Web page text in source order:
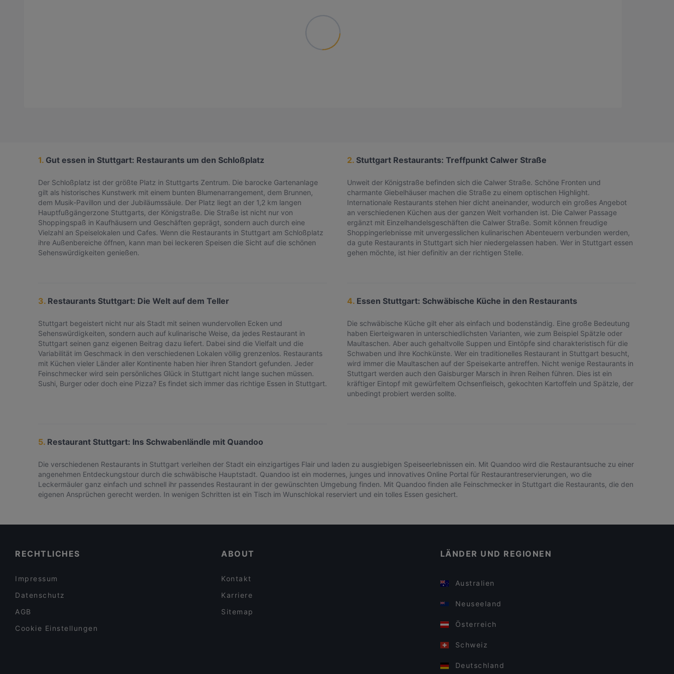
1. Gut essen in Stuttgart: Restaurants um den Schloßplatz
Der Schloßplatz ist der größte Platz in Stuttgarts Zentrum. Die barocke Gartenanlage
gilt als historisches Kunstwerk mit einem bunten Blumenarrangement, dem Brunnen,
dem Musik-Pavillon und der Jubiläumssäule. Der Platz liegt an der 1,2 km langen
Hauptfußgängerzone Stuttgarts, der Königstraße. Die Straße ist nicht nur von
Shoppingspaß in Kaufhäusern und Geschäften geprägt, sondern auch durch eine
Vielzahl an Speiselokalen und Cafes. Wenn die Restaurants in Stuttgart am Schloßplatz
ihre Außenbereiche öffnen, kann man bei leckeren Speisen die Sicht auf die schönen
Sehenswürdigkeiten genießen.
2. Stuttgart Restaurants: Treffpunkt Calwer Straße
Unweit der Königstraße befinden sich die Calwer Straße. Schöne Fronten und
charmante Giebelhäuser machen die Straße zu einem optischen Highlight.
Internationale Restaurants stehen hier dicht aneinander, wodurch ein großes Angebot
an verschiedenen Küchen aus der ganzen Welt vorhanden ist. Die Calwer Passage
ergänzt mit Einzelhandelsgeschäften die Calwer Straße. Somit können freudige
Shoppingerlebnisse mit unvergesslichen kulinarischen Abenteuern verbunden werden,
da gute Restaurants in Stuttgart sich hier niedergelassen haben. Wer in Stuttgart essen
gehen möchte, ist hier definitiv an der richtigen Stelle.
3. Restaurants Stuttgart: Die Welt auf dem Teller
Stuttgart begeistert nicht nur als Stadt mit seinen wundervollen Ecken und
Sehenswürdigkeiten, sondern auch auf kulinarische Weise, da jedes Restaurant in
Stuttgart seinen ganz eigenen Beitrag dazu liefert. Dabei sind die Vielfalt und die
Variabilität im Geschmack in den verschiedenen Lokalen völlig grenzenlos. Restaurants
mit Küchen vieler Länder aller Kontinente haben hier ihren Standort gefunden. Jeder
Feinschmecker wird sein persönliches Glück in Stuttgart nicht lange suchen müssen.
Sushi, Burger oder doch eine Pizza? Es findet sich immer das richtige Essen in Stuttgart.
4. Essen Stuttgart: Schwäbische Küche in den Restaurants
Die schwäbische Küche gilt eher als einfach und bodenständig. Eine große Bedeutung
haben Eierteigwaren in unterschiedlichsten Varianten, wie zum Beispiel Spätzle oder
Maultaschen. Aber auch gehaltvolle Suppen und Eintöpfe sind charakteristisch für die
Schwaben und ihre Kochkünste. Wer ein traditionelles Restaurant in Stuttgart besucht,
wird immer die Maultaschen auf der Speisekarte antreffen. Nicht wenige Restaurants in
Stuttgart werden auch den Gaisburger Marsch in ihren Reihen führen. Dies ist ein
kräftiger Eintopf mit gewürfeltem Ochsenfleisch, gekochten Kartoffeln und Spätzle, der
unbedingt probiert werden sollte.
5. Restaurant Stuttgart: Ins Schwabenländle mit Quandoo
Die verschiedenen Restaurants in Stuttgart verleihen der Stadt ein einzigartiges Flair und laden zu ausgiebigen Speiseerlebnissen ein. Mit Quandoo wird die Restaurantsuche zu einer
angenehmen Entdeckungstour durch die schwäbische Hauptstadt. Quandoo ist ein modernes, junges und innovatives Online Portal für Restaurantreservierungen, wo die
Leckermäuler ganz einfach und schnell ihr passendes Restaurant in der gewünschten Umgebung finden. Mit Quandoo finden alle Feinschmecker in Stuttgart die Restaurants, die den
eigenen Ansprüchen gerecht werden. In wenigen Schritten ist ein Tisch im Wunschlokal reserviert und ein tolles Essen gesichert.
RECHTLICHES
Impressum
Datenschutz
AGB
Cookie Einstellungen
ABOUT
Kontakt
Karriere
Sitemap
LÄNDER UND REGIONEN
Australien
Neuseeland
Österreich
Schweiz
Deutschland